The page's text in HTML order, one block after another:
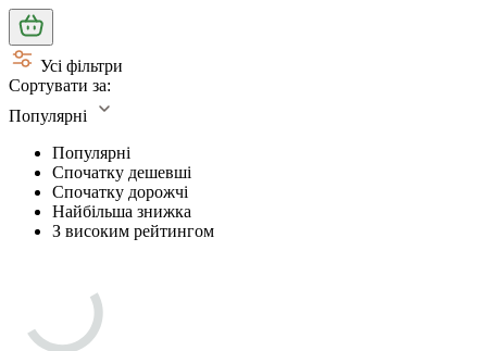
Усі фільтри
Сортувати за:
Популярні
Популярні
Спочатку дешевші
Спочатку дорожчі
Найбільша знижка
З високим рейтингом